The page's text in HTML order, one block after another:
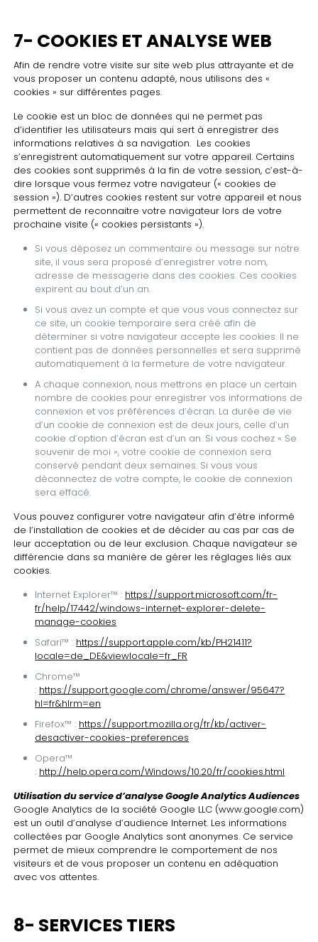
7- COOKIES ET ANALYSE WEB
Afin de rendre votre visite sur site web plus attrayante et de
vous proposer un contenu adapté, nous utilisons des «
cookies » sur différentes pages.
Le cookie est un bloc de données qui ne permet pas
d’identifier les utilisateurs mais qui sert à enregistrer des
informations relatives à sa navigation. Les cookies
s’enregistrent automatiquement sur votre appareil. Certains
des cookies sont supprimés à la fin de votre session, c’est-à-
dire lorsque vous fermez votre navigateur (« cookies de
session »). D’autres cookies restent sur votre appareil et nous
permettent de reconnaitre votre navigateur lors de votre
prochaine visite (« cookies persistants »).
Si vous déposez un commentaire ou message sur notre
site, il vous sera proposé d’enregistrer votre nom,
adresse de messagerie dans des cookies. Ces cookies
expirent au bout d’un an.
Si vous avez un compte et que vous vous connectez sur
ce site, un cookie temporaire sera créé afin de
déterminer si votre navigateur accepte les cookies. Il ne
contient pas de données personnelles et sera supprimé
automatiquement à la fermeture de votre navigateur.
A chaque connexion, nous mettrons en place un certain
nombre de cookies pour enregistrer vos informations de
connexion et vos préférences d’écran. La durée de vie
d’un cookie de connexion est de deux jours, celle d’un
cookie d’option d’écran est d’un an. Si vous cochez « Se
souvenir de moi », votre cookie de connexion sera
conservé pendant deux semaines. Si vous vous
déconnectez de votre compte, le cookie de connexion
sera effacé.
Vous pouvez configurer votre navigateur afin d’être informé
de l’installation de cookies et de décider au cas par cas de
leur acceptation ou de leur exclusion. Chaque navigateur se
différencie dans sa manière de gérer les réglages liés aux
cookies.
Internet Explorer™ : https://support.microsoft.com/fr-
fr/help/17442/windows-internet-explorer-delete-
manage-cookies
Safari™ : https://support.apple.com/kb/PH21411?
locale=de_DE&viewlocale=fr_FR
Chrome™
: https://support.google.com/chrome/answer/95647?
hl=fr&hlrm=en
Firefox™ : https://support.mozilla.org/fr/kb/activer-
desactiver-cookies-preferences
Opera™
: http://help.opera.com/Windows/10.20/fr/cookies.html
Utilisation du service d’analyseGoogle Analytics Audiences
Google Analytics de la société Google LLC (www.google.com)
est un outil d’analyse d’audience Internet. Les informations
collectées par Google Analytics sont anonymes. Ce service
permet de mieux comprendre le comportement de nos
visiteurs et de vous proposer un contenu en adéquation
avec vos attentes.
8- SERVICES TIERS